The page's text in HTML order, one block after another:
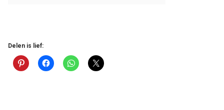
Delen is lief: